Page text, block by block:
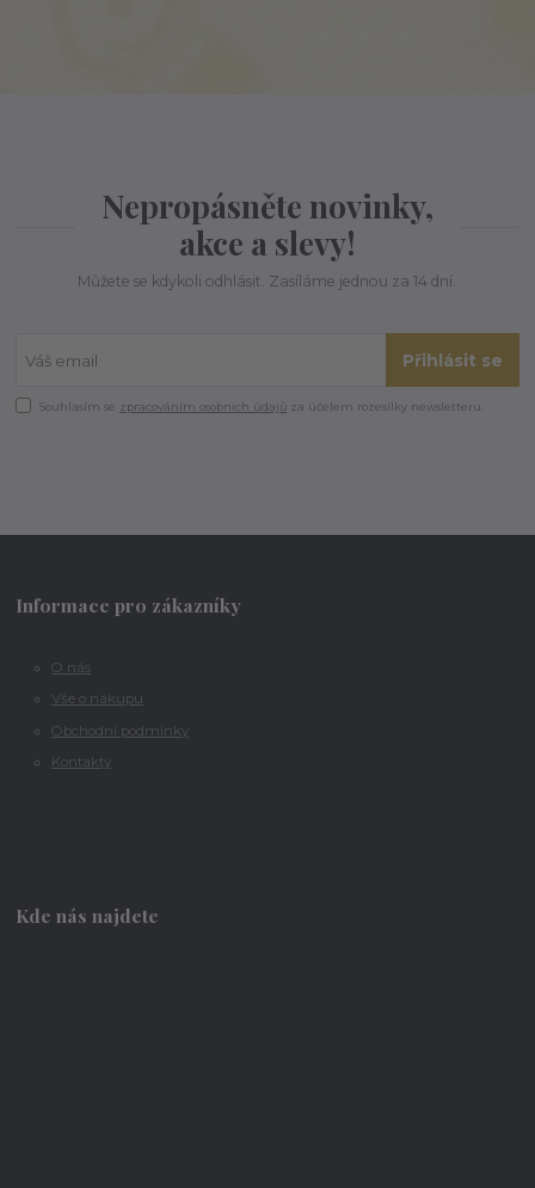
Nepropásněte novinky,
akce a slevy!
Můžete se kdykoli odhlásit. Zasíláme jednou za 14 dní.
Přihlásit se
Souhlasím se zpracováním osobních údajů za účelem rozesílky newsletteru.
Informace pro zákazníky
O nás
Vše o nákupu
Obchodní podmínky
Kontakty
Kde nás najdete